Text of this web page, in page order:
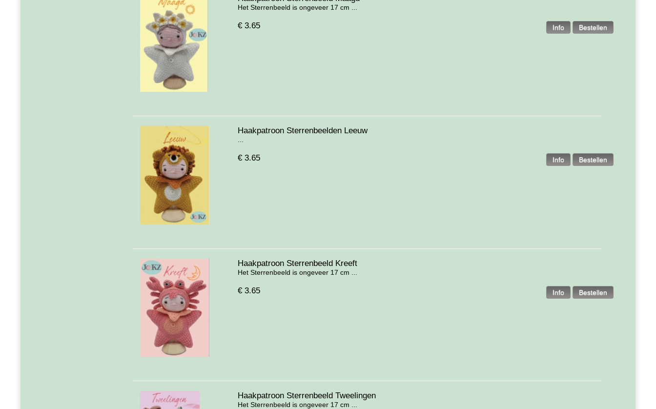
Het Sterrenbeeld is ongeveer 17 cm ...
€ 3.65
Haakpatroon Sterrenbeelden Leeuw
€ 3.65
Haakpatroon Sterrenbeeld Kreeft
Het Sterrenbeeld is ongeveer 17 cm ...
€ 3.65
Haakpatroon Sterrenbeeld Tweelingen
Het Sterrenbeeld is ongeveer 17 cm ...